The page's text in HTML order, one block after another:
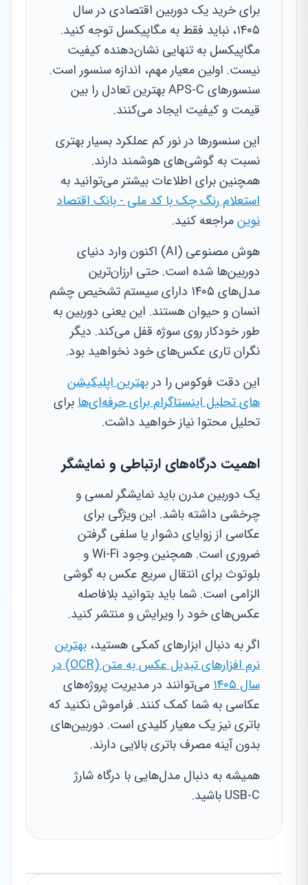
برای خرید یک دوربین اقتصادی در سال
۱۴۰۵، نباید فقط به مگاپیکسل توجه کنید.
مگاپیکسل به تنهایی نشان‌دهنده کیفیت
نیست. اولین معیار مهم، اندازه سنسور است.
سنسورهای APS-C بهترین تعادل را بین
قیمت و کیفیت ایجاد می‌کنند.
این سنسورها در نور کم عملکرد بسیار بهتری
نسبت به گوشی‌های هوشمند دارند.
همچنین برای اطلاعات بیشتر می‌توانید به
استعلام رنگ چک با کد ملی - بانک اقتصاد
نوینمراجعه کنید.
هوش مصنوعی (AI) اکنون وارد دنیای
دوربین‌ها شده است. حتی ارزان‌ترین
مدل‌های ۱۴۰۵ دارای سیستم تشخیص چشم
انسان و حیوان هستند. این یعنی دوربین به
طور خودکار روی سوژه قفل می‌کند. دیگر
نگران تاری عکس‌های خود نخواهید بود.
این دقت فوکوس را در بهترین اپلیکیشن
های تحلیل اینستاگرام برای حرفه‌ای‌هابرای
تحلیل محتوا نیاز خواهید داشت.
اهمیت درگاه‌های ارتباطی و نمایشگر
یک دوربین مدرن باید نمایشگر لمسی و
چرخشی داشته باشد. این ویژگی برای
عکاسی از زوایای دشوار یا سلفی گرفتن
ضروری است. همچنین وجود Wi-Fi و
بلوتوث برای انتقال سریع عکس به گوشی
الزامی است. شما باید بتوانید بلافاصله
عکس‌های خود را ویرایش و منتشر کنید.
اگر به دنبال ابزارهای کمکی هستید، بهترین
نرم افزارهای تبدیل عکس به متن (OCR) در
سال ۱۴۰۵
می‌توانند در مدیریت پروژه‌های
عکاسی به شما کمک کنند. فراموش نکنید که
باتری نیز یک معیار کلیدی است. دوربین‌های
بدون آینه مصرف باتری بالایی دارند.
همیشه به دنبال مدل‌هایی با درگاه شارژ
USB-C باشید.